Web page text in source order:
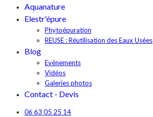
Aquanature
Elestr'épure
Phytoépuration
REUSE : Réutilisation des Eaux Usées
Blog
Evénements
Vidéos
Galeries photos
Contact - Devis
06 63 05 25 14